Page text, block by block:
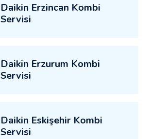
Daikin Erzincan Kombi
Servisi
Daikin Erzurum Kombi
Servisi
Daikin Eskişehir Kombi
Servisi